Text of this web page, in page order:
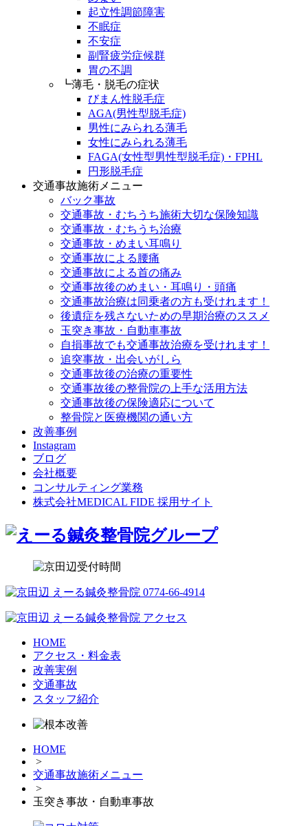
起立性調節障害
不眠症
不安症
副腎疲労症候群
胃の不調
┗薄毛・脱毛の症状
びまん性脱毛症
AGA(男性型脱毛症)
男性にみられる薄毛
女性にみられる薄毛
FAGA(女性型男性型脱毛症)・FPHL
円形脱毛症
交通事故施術メニュー
バック事故
交通事故・むちうち施術大切な保険知識
交通事故・むちうち治療
交通事故・めまい耳鳴り
交通事故による腰痛
交通事故による首の痛み
交通事故後のめまい・耳鳴り・頭痛
交通事故治療は同乗者の方も受けれます！
後遺症を残さないための早期治療のススメ
玉突き事故・自動車事故
自損事故でも交通事故治療を受けれます！
追突事故・出会いがしら
交通事故後の治療の重要性
交通事故後の整骨院の上手な活用方法
交通事故後の保険適応について
整骨院と医療機関の通い方
改善事例
Instagram
ブログ
会社概要
コンサルティング業務
株式会社MEDICAL FIDE 採用サイト
HOME
アクセス・料金表
改善実例
交通事故
スタッフ紹介
HOME
>
交通事故施術メニュー
>
玉突き事故・自動車事故